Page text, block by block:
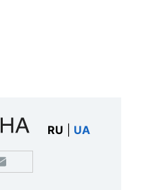
RU UA